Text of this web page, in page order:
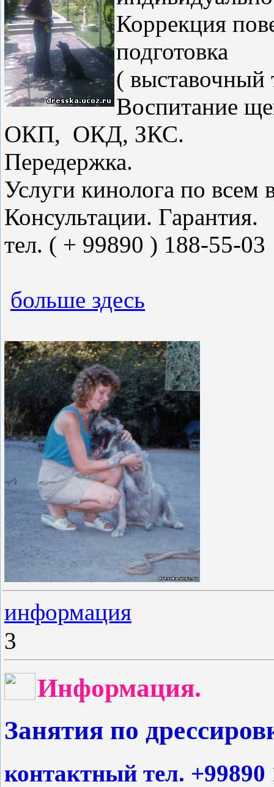
Коррекция
подготовка
( выставочный
Воспитание
ОКП, ОКД, ЗКС.
Передержка.
Услуги кинолога по всем
Консультации. Гарантия.
тел. ( + 99890 ) 188-55-03
больше здесь
информация
3
Информация.
Занятия по
контактный тел. +99890